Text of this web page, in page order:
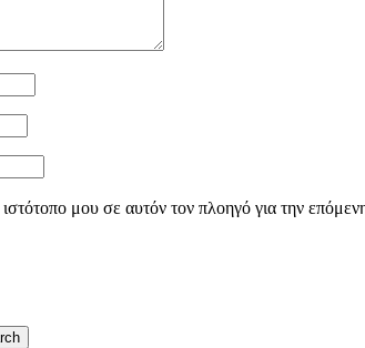
μου σε αυτόν τον πλοηγό για την